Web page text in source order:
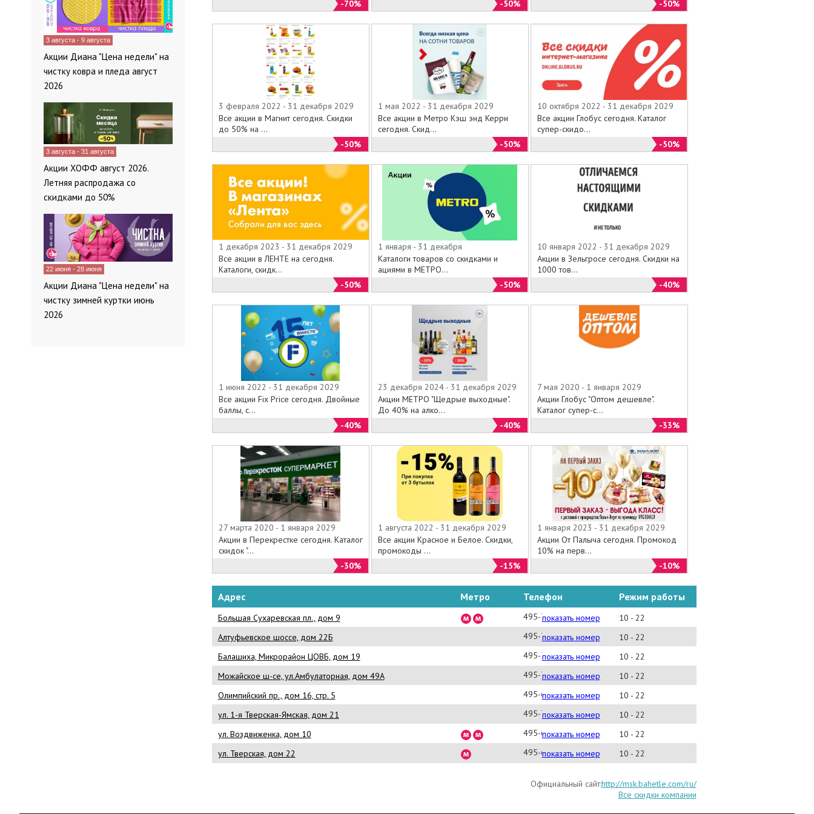
Кто хоть раз попробовал великолепные блюда собственного
поклонником этого замечательного магазина . Приходите и
присоединяйтесь к огромной армии поклонников .
Срок действия предложения с 01 января 2014 года по 31 декабря
-70%
-50%
-50%
3 февраля 2022 - 31 декабря 2029
Все акции в Магнит сегодня. Скидки
до 50% на ...
-50%
1 мая 2022 - 31 декабря 2029
Все акции в Метро Кэш энд Керри
сегодня. Скид...
-50%
10 октября 2022 - 31 декабря 2029
Все акции Глобус сегодня. Каталог
супер-скидо...
-50%
1 декабря 2023 - 31 декабря 2029
Все акции в ЛЕНТЕ на сегодня.
Каталоги, скидк...
-50%
1 января - 31 декабря
Каталоги товаров со скидками и
ациями в МЕТРО...
-50%
10 января 2022 - 31 декабря 2029
Акции в Зельгросе сегодня. Скидки на
1000 тов...
-40%
1 июня 2022 - 31 декабря 2029
Все акции Fix Price сегодня. Двойные
баллы, с...
-40%
23 декабря 2024 - 31 декабря 2029
Акции МЕТРО "Щедрые выходные".
До 40% на алко...
-40%
7 мая 2020 - 1 января 2029
Акции Глобус "Оптом дешевле".
Каталог супер-с...
-33%
27 марта 2020 - 1 января 2029
Акции в Перекрестке сегодня. Каталог
скидок "...
-30%
1 августа 2022 - 31 декабря 2029
Все акции Красное и Белое. Скидки,
промокоды ...
-15%
1 января 2023 - 31 декабря 2029
Акции От Палыча сегодня. Промокод
10% на перв...
-10%
Адрес Метро Телефон Режим работы
Большая Сухаревская пл., дом 9 495-781-85-63
показать номер
10 - 22
Алтуфьевское шоссе, дом 22Б
495-781-16-36
показать номер
10 - 22
Балашиха, Микрорайон ЦОВБ, дом 19
495-781-75-95
показать номер
10 - 22
Можайское ш-се, ул.Амбулаторная, дом 49А
495-781-17-00
показать номер
10 - 22
Олимпийский пр., дом 16, стр. 5
495-660-23-15
показать номер
10 - 22
ул. 1-я Тверская-Ямская, дом 21
495-781-73-80
показать номер
10 - 22
ул. Воздвиженка, дом 10
495-662-69-22
показать номер
10 - 22
ул. Тверская, дом 22
495-660-18-62
показать номер 10 - 22
Официальный сайт:http://msk.bahetle.com/ru/
Все скидки компании
3 августа - 9 августа
Акции Диана "Цена недели" на
чистку ковра и пледа август
2026
3 августа - 31 августа
Акции ХОФФ август 2026.
Летняя распродажа со
скидками до 50%
22 июня - 28 июня
Акции Диана "Цена недели" на
чистку зимней куртки июнь
2026